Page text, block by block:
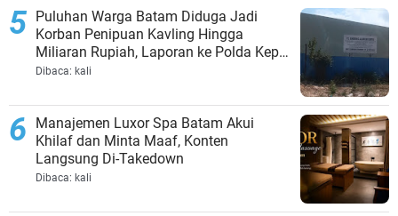
Puluhan Warga Batam Diduga Jadi
Korban Penipuan Kavling Hingga
Miliaran Rupiah, Laporan ke Polda Kepri
Jalan di Tempat?
Dibaca: kali
Manajemen Luxor Spa Batam Akui
Khilaf dan Minta Maaf, Konten
Langsung Di-Takedown
Dibaca: kali